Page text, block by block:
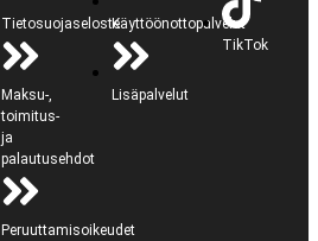
Tietosuojaseloste
Maksu-,
toimitus-
ja
palautusehdot
Peruuttamisoikeudet
Käyttöönottopalvelut
Lisäpalvelut
TikTok